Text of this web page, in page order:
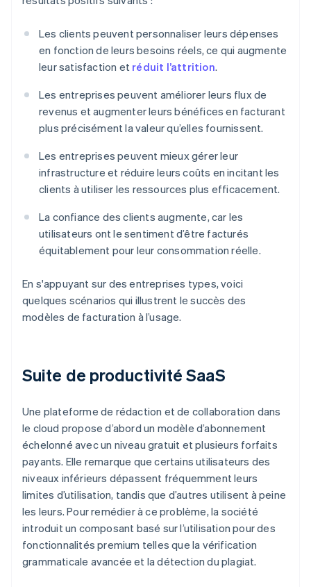
Les clients peuvent personnaliser leurs dépenses
en fonction de leurs besoins réels, ce qui augmente
leur satisfaction et réduit l’attrition.
Les entreprises peuvent améliorer leurs flux de
revenus et augmenter leurs bénéfices en facturant
plus précisément la valeur qu’elles fournissent.
Les entreprises peuvent mieux gérer leur
infrastructure et réduire leurs coûts en incitant les
clients à utiliser les ressources plus efficacement.
La confiance des clients augmente, car les
utilisateurs ont le sentiment d’être facturés
équitablement pour leur consommation réelle.
En s'appuyant sur des entreprises types, voici
quelques scénarios qui illustrent le succès des
modèles de facturation à l’usage.
Suite de productivité SaaS
Une plateforme de rédaction et de collaboration dans
le cloud propose d’abord un modèle d’abonnement
échelonné avec un niveau gratuit et plusieurs forfaits
payants. Elle remarque que certains utilisateurs des
niveaux inférieurs dépassent fréquemment leurs
limites d’utilisation, tandis que d’autres utilisent à peine
les leurs. Pour remédier à ce problème, la société
introduit un composant basé sur l’utilisation pour des
fonctionnalités premium telles que la vérification
grammaticale avancée et la détection du plagiat.